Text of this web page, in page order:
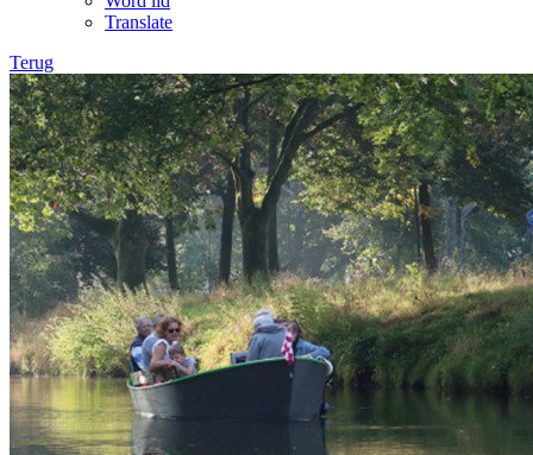
Translate
Terug